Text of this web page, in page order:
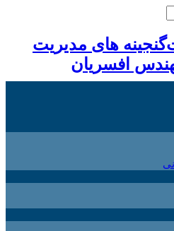
گنجینه های مدیریت
افسریان